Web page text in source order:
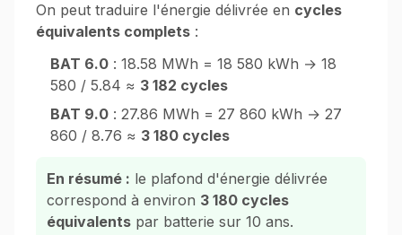
On peut traduire l'énergie délivrée en cycles
équivalents complets :
BAT 6.0 : 18.58 MWh = 18 580 kWh → 18
580 / 5.84 ≈ 3 182 cycles
BAT 9.0 : 27.86 MWh = 27 860 kWh → 27
860 / 8.76 ≈ 3 180 cycles
En résumé : le plafond d'énergie délivrée
correspond à environ 3 180 cycles
équivalents par batterie sur 10 ans.